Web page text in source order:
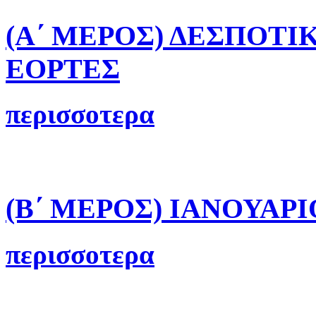
(Α΄ ΜΕΡΟΣ)
ΕΟΡΤΕΣ
περισσοτερα
(Β΄ ΜΕΡΟΣ)
περισσοτερα